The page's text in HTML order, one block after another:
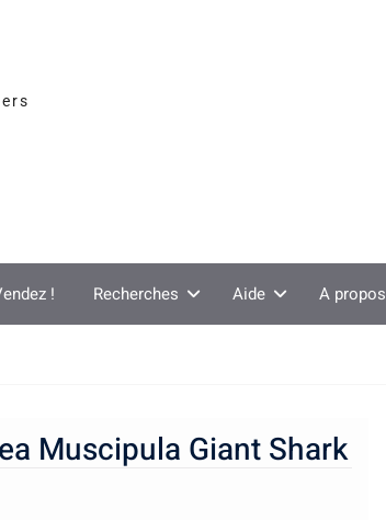
! Recherches Aide A propos
Muscipula Giant Shark